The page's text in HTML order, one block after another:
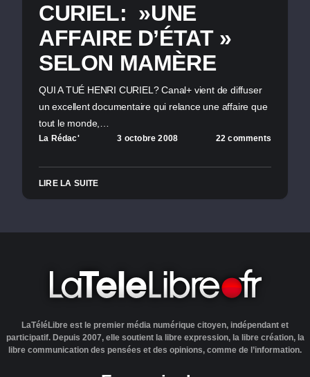
CURIEL: »UNE
AFFAIRE D’ÉTAT »
SELON MAMÈRE
QUI A TUÉ HENRI CURIEL? Canal+ vient de diffuser
un excellent documentaire qui relance une affaire que
tout le monde,…
La Rédac' 3 octobre 2008 22 comments
LIRE LA SUITE
LaTéléLibre est le premier média numérique citoyen, indépendant et
participatif. Depuis 2007, elle soutient la libre expression, la libre création, la
libre communication des pensées et des opinions, comme de l’information.